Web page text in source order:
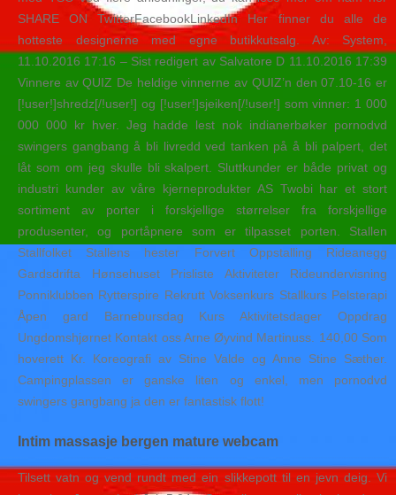
SHARE ON TwitterFacebookLinkedIn Her finner du alle de
hotteste designerne med egne butikkutsalg. Av: System,
11.10.2016 17:16 – Sist redigert av Salvatore D 11.10.2016 17:39
Vinnere av QUIZ De heldige vinnerne av QUIZ’n den 07.10-16 er
[!user!]shredz[/!user!] og [!user!]sjeiken[/!user!] som vinner: 1 000
000 000 kr hver. Jeg hadde lest nok indianerbøker pornodvd
swingers gangbang å bli livredd ved tanken på å bli palpert, det
låt som om jeg skulle bli skalpert. Sluttkunder er både privat og
industri kunder av våre kjerneprodukter AS Twobi har et stort
sortiment av porter i forskjellige størrelser fra forskjellige
produsenter, og portåpnere som er tilpasset porten. Stallen
Stallfolket Stallens hester Forvert Oppstalling Rideanegg
Gardsdrifta Hønsehuset Prisliste Aktiviteter Rideundervisning
Ponniklubben Rytterspire Rekrutt Voksenkurs Stallkurs Pelsterapi
Åpen gard Barnebursdag Kurs Aktivitetsdager Oppdrag
Ungdomshjørnet Kontakt oss Arne Øyvind Martinuss. 140,00 Som
hoverett Kr. Koreografi av Stine Valde og Anne Stine Sæther.
Campingplassen er ganske liten og enkel, men pornodvd
swingers gangbang ja den er fantastisk flott!
Intim massasje bergen mature webcam
Tilsett vatn og vend rundt med ein slikkepott til en jevn deig. Vi